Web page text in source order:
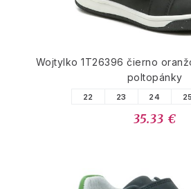
Wojtylko 1T26396 čierno
poltopánky
22 23 24 25
35.33 €